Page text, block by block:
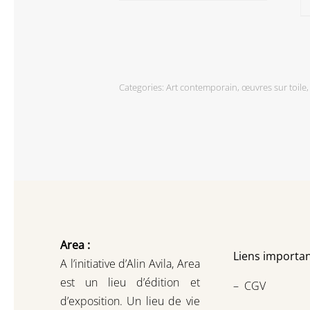
Categories: Art contemporain, œuvres sur toile,
Area :
A l’initiative d’Alin Avila, Area
est un lieu d’édition et
d’exposition. Un lieu de vie
Liens
– CGV